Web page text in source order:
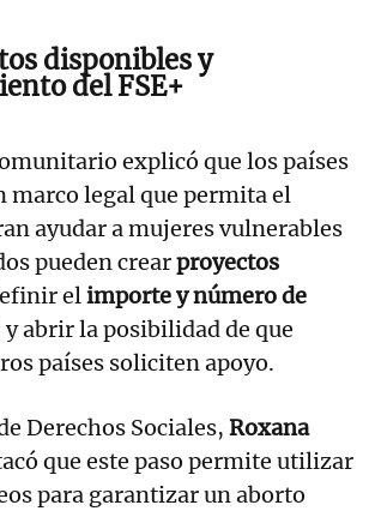
disponibles y
del FSE+
explicó que los países
marco legal que permita el
ayudar a mujeres vulnerables
pueden crearproyectos
elimporte y número de
y abrir la posibilidad de que
países soliciten apoyo.
Derechos Sociales, Roxana
que este paso permite utilizar
para garantizar un aborto